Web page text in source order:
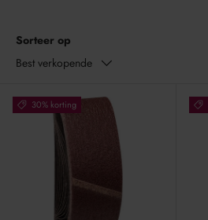
Sorteer op
Best verkopende
30% korting